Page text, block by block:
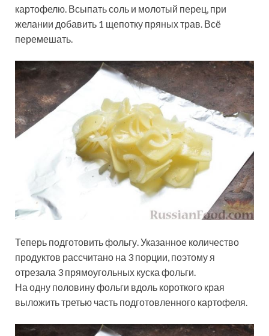
картофелю. Всыпать соль и молотый перец, при
желании добавить 1 щепотку пряных трав. Всё
перемешать.
Теперь подготовить фольгу. Указанное количество
продуктов рассчитано на 3 порции, поэтому я
отрезала 3 прямоугольных куска фольги.
На одну половину фольги вдоль короткого края
выложить третью часть подготовленного картофеля.